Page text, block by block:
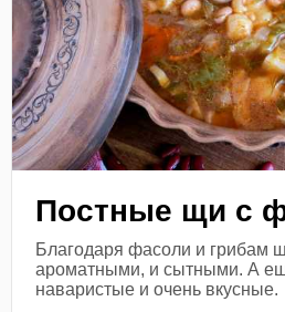
Постные щи с
Благодаря фасоли и грибам
ароматными, и сытными. А
наваристые и очень вкусные.